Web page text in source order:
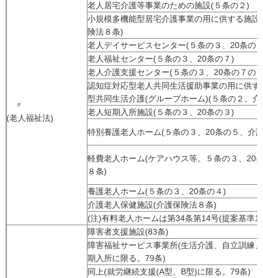
〃
(老人福祉法)
老人居宅介護等事業のための施設(５条の２)
小規模多機能型居宅介護事業の用に供する施
険法８条)
老人デイサービスセンター(５条の３、20条の
老人福祉センター(５条の３、20条の７)
老人介護支援センター(５条の３、20条の７の
認知症対応型老人共同生活援助事業の用に供
型共同生活介護(グループホーム)(５条の２、
老人短期入所施設(５条の３、20条の３)
特別養護老人ホーム(５条の３、20条の５、介
軽費老人ホーム(ケアハウス等。５条の３、20
８条)
養護老人ホーム(５条の３、20条の４)
介護老人保健施設(介護保険法８条)
(注)有料老人ホームは第34条第14号(提案基準
障害者支援施設(83条)
障害福祉サービス事業所(生活介護、自立訓練
期入所に限る。79条)
同上(就労継続支援(A型、B型)に限る。79条)